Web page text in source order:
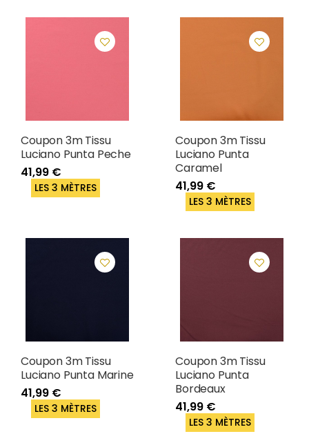
Coupon 3m Tissu
Luciano Punta Peche
41,99 €
LES 3 MÈTRES
Coupon 3m Tissu
Luciano Punta
Caramel
41,99 €
LES 3 MÈTRES
Coupon 3m Tissu
Luciano Punta Marine
41,99 €
LES 3 MÈTRES
Coupon 3m Tissu
Luciano Punta
Bordeaux
41,99 €
LES 3 MÈTRES